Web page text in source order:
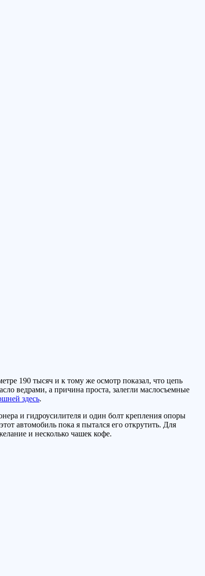
190 тысяч и к тому же осмотр показал, что цепь
ведрами, а причина проста, залегли маслосъемные
здесь.
и гидроусилителя и один болт крепления опоры
автомобиль пока я пытался его открутить. Для
и несколько чашек кофе.